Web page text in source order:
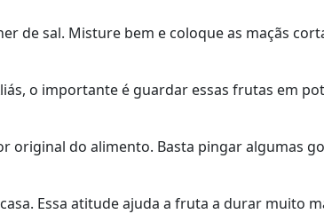
de sal. Misture bem e coloque as maçãs
o importante é guardar essas frutas em
original do alimento. Basta pingar algumas
Essa atitude ajuda a fruta a durar muito